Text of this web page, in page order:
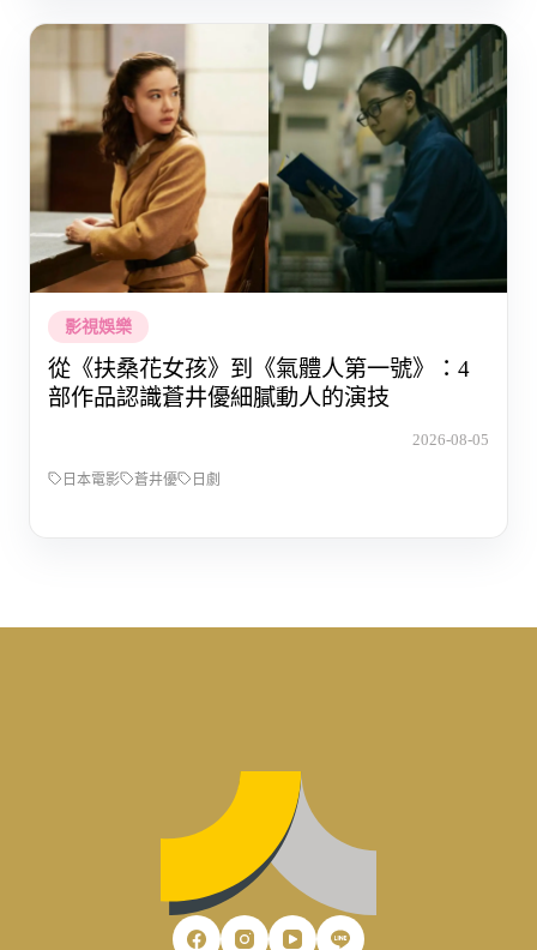
影視娛樂
從《扶桑花女孩》到《氣體人第一號》：4
部作品認識蒼井優細膩動人的演技
2026-08-05
日本電影 蒼井優 日劇